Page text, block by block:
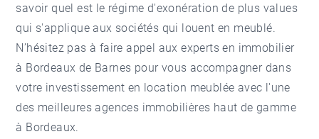
savoir quel est le régime d'exonération de plus values
qui s'applique aux sociétés qui louent en meublé.
N’hésitez pas à faire appel aux experts en immobilier
à Bordeaux de Barnes pour vous accompagner dans
votre investissement en location meublée avec l'une
des meilleuresagences immobilières haut de gamme
à Bordeaux.